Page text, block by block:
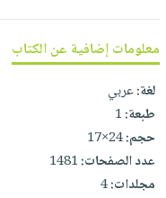
انشر
كتابك
معنا
معلومات إضافية عن الكتاب
لغة:عربي
طبعة:1
حجم:24×17
عدد الصفحات:1481
مجلدات:4